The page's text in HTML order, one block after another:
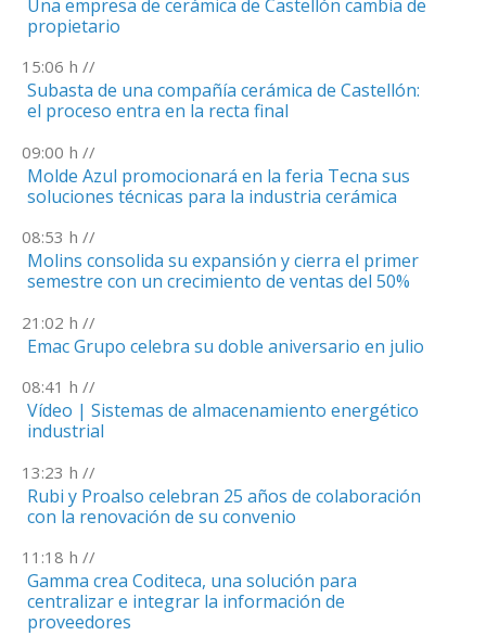
Una empresa de cerámica de Castellón cambia de
propietario
15:06 h //
Subasta de una compañía cerámica de Castellón:
el proceso entra en la recta final
09:00 h //
Molde Azul promocionará en la feria Tecna sus
soluciones técnicas para la industria cerámica
08:53 h //
Molins consolida su expansión y cierra el primer
semestre con un crecimiento de ventas del 50%
21:02 h //
Emac Grupo celebra su doble aniversario en julio
08:41 h //
Vídeo | Sistemas de almacenamiento energético
industrial
13:23 h //
Rubi y Proalso celebran 25 años de colaboración
con la renovación de su convenio
11:18 h //
Gamma crea Coditeca, una solución para
centralizar e integrar la información de
proveedores